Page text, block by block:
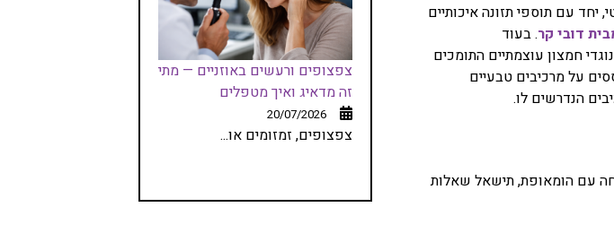
יחד עם תוספי תזונה איכותיים
דובי קר. בעוד
חמצון עוצמתיים התומכים
מוצרים שונים המתבססים על מרכיבים טבעיים
הנדרשים לו.
עם הומאופת, תישאל שאלות
צפצופים ורעשים באוזניים — מתי
זה מדאיג ואיך מטפלים
20/07/2026
צפצופים, זמזומים או...